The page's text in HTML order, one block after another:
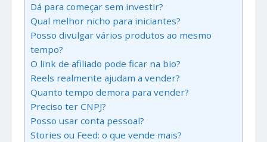
Dá para começar sem investir?
Qual melhor nicho para iniciantes?
Posso divulgar vários produtos ao mesmo
tempo?
O link de afiliado pode ficar na bio?
Reels realmente ajudam a vender?
Quanto tempo demora para vender?
Preciso ter CNPJ?
Posso usar conta pessoal?
Stories ou Feed: o que vende mais?